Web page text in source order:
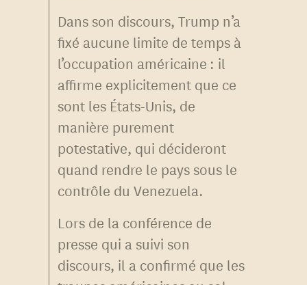
Dans son discours, Trump n’a
fixé aucune limite de temps à
l’occupation américaine : il
affirme explicitement que ce
sont les États-Unis, de
manière purement
potestative, qui décideront
quand rendre le pays sous le
contrôle du Venezuela.
Lors de la conférence de
presse qui a suivi son
discours, il a confirmé que les